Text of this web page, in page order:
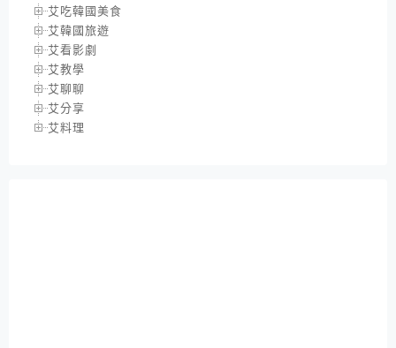
艾吃韓國美食
艾韓國旅遊
艾看影劇
艾教學
艾聊聊
艾分享
艾料理